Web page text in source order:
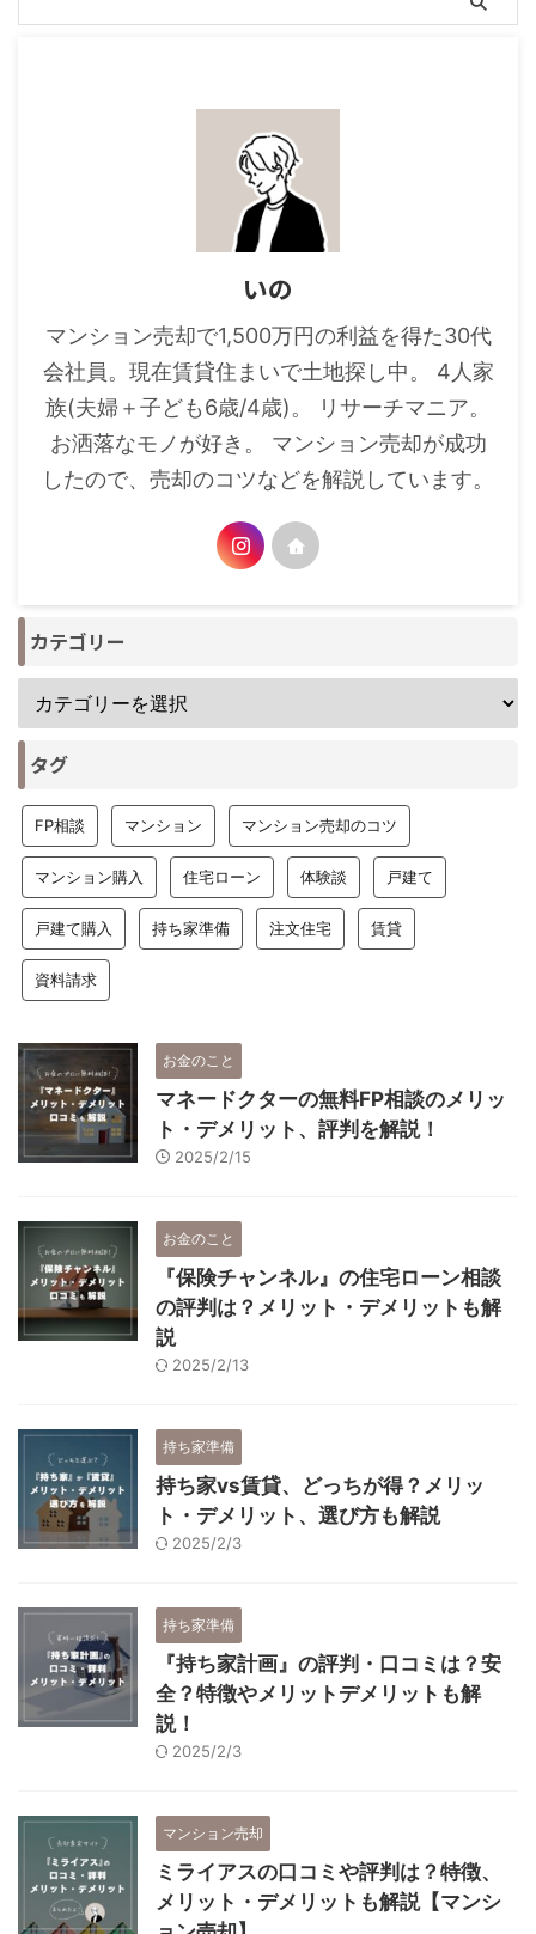
いの
マンション売却で1,500万円の利益を得た30代
会社員。現在賃貸住まいで土地探し中。 4人家
族(夫婦＋子ども6歳/4歳)。 リサーチマニア。
お洒落なモノが好き。 マンション売却が成功
したので、売却のコツなどを解説しています。
カテゴリー
タグ
FP相談 マンション マンション売却のコツ
マンション購入 住宅ローン 体験談 戸建て
戸建て購入 持ち家準備 注文住宅 賃貸
資料請求
お金のこと
マネードクターの無料FP相談のメリッ
ト・デメリット、評判を解説！
2025/2/15
お金のこと
『保険チャンネル』の住宅ローン相談
の評判は？メリット・デメリットも解
説
2025/2/13
持ち家準備
持ち家vs賃貸、どっちが得？メリッ
ト・デメリット、選び方も解説
2025/2/3
持ち家準備
『持ち家計画』の評判・口コミは？安
全？特徴やメリットデメリットも解
説！
2025/2/3
マンション売却
ミライアスの口コミや評判は？特徴、
メリット・デメリットも解説【マンシ